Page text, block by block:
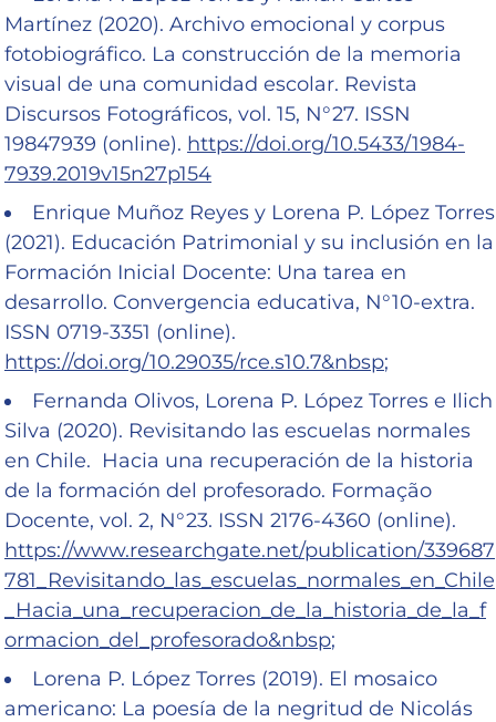
Martínez (2020). Archivo emocional y corpus
fotobiográfico. La construcción de la memoria
visual de una comunidad escolar. Revista
Discursos Fotográficos, vol. 15, N°27. ISSN
19847939 (online). https://doi.org/10.5433/1984-
7939.2019v15n27p154
Enrique Muñoz Reyes y Lorena P. López Torres
(2021). Educación Patrimonial y su inclusión en la
Formación Inicial Docente: Una tarea en
desarrollo. Convergencia educativa, N°10-extra.
ISSN 0719-3351 (online).
https://doi.org/10.29035/rce.s10.7&nbsp;
Fernanda Olivos, Lorena P. López Torres e Ilich
Silva (2020). Revisitando las escuelas normales
en Chile. Hacia una recuperación de la historia
de la formación del profesorado. Formação
Docente, vol. 2, N°23. ISSN 2176-4360 (online).
https://www.researchgate.net/publication/339687
781_Revisitando_las_escuelas_normales_en_Chile
_Hacia_una_recuperacion_de_la_historia_de_la_f
ormacion_del_profesorado&nbsp;
Lorena P. López Torres (2019). El mosaico
americano: La poesía de la negritud de Nicolás